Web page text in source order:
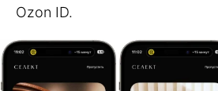
Ozon ID.